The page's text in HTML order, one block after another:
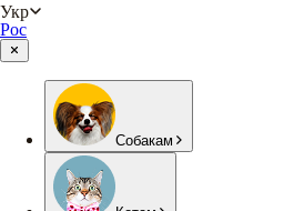
Укр
Рос
Собакам